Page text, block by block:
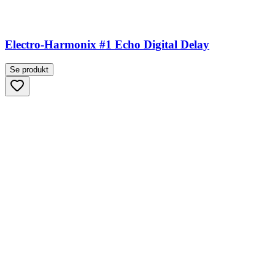
Electro-Harmonix #1 Echo Digital Delay
Se produkt